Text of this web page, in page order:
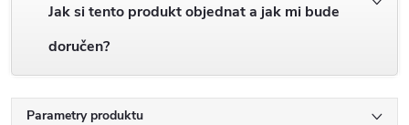
Jak si tento produkt objednat a jak mi bude
doručen?
Parametry produktu